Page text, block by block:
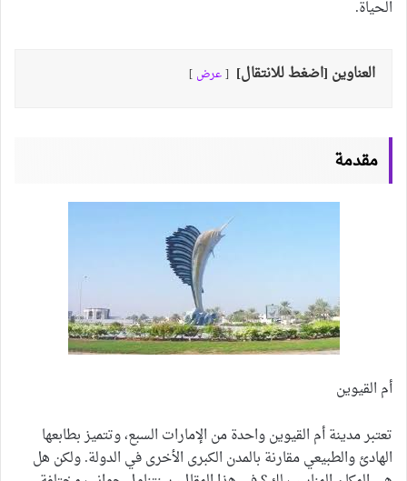
الحياة.
العناوين [اضغط للانتقال] عرض
مقدمة
أم القيوين
تعتبر مدينة أم القيوين واحدة من الإمارات السبع، وتتميز بطابعها
الهادئ والطبيعي مقارنة بالمدن الكبرى الأخرى في الدولة. ولكن هل